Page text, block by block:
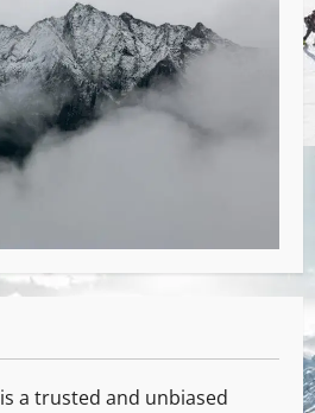
is a trusted and unbiased